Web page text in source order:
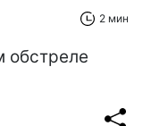
2 мин
обстреле